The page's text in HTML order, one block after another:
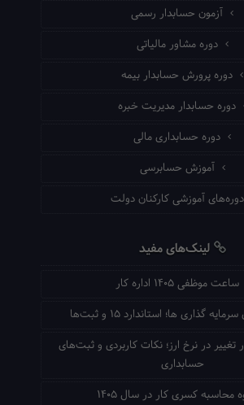
آزمون حسابدار رسمی
دوره مشاور مالیاتی
دوره پرورش حسابدار بیمه
دوره حسابدار مدیریت خبره
دوره حسابداری مالی
آموزش حسابرسی
دوره‌های آموزشی کارکنان دولت
لینک‌های مفید
ساعت موظفی ۱۴۰۵ اداره کار
گذاری ها؛ استاندارد ۱۵ و ثبت‌ها
تغییر در نرخ ارز؛ نکات کاربردی و ثبت‌های
حسابداری
محاسبه کسری کار در سال ۱۴۰۵